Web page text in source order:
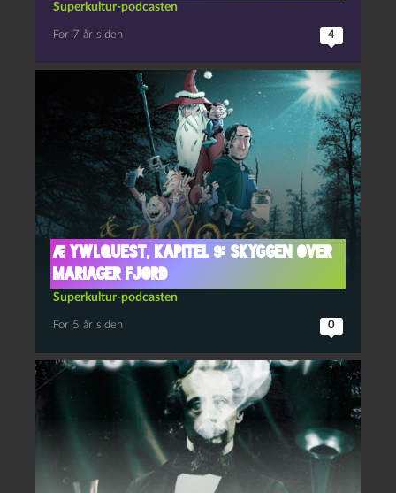
Superkultur-podcasten
For 7 år siden 4
Æ YwlQuest, kapitel 9: Skyggen over
Mariager fjord
Superkultur-podcasten
For 5 år siden 0